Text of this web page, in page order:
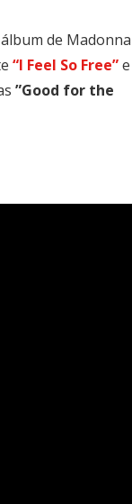
de Madonna
“I Feel So Free”e
”Good for the